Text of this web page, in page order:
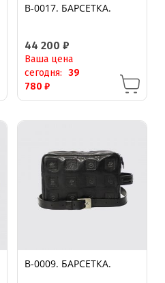
B-0017. БАРСЕТКА.
44 200 ₽
Ваша цена
сегодня: 39
780 ₽
B-0009. БАРСЕТКА.